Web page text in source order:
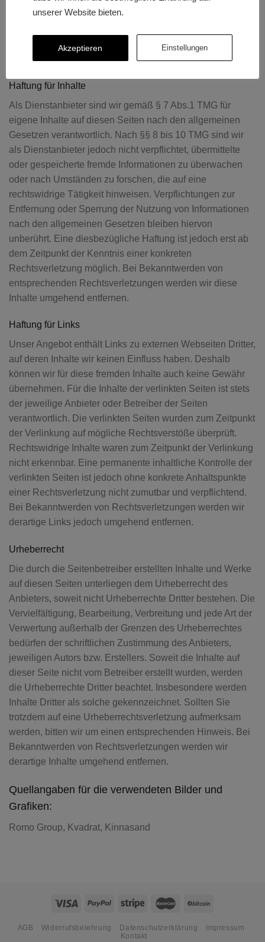
Streitigkeiten mit Verbrauchern an einem
Verbraucherschlichtungsstelle teilzunehmen.
Haftungsausschluss (Disclaimer)
Haftung für Inhalte
Als Dienstanbieter sind wir gemäß § 7 Abs.1 TMG für
eigene Inhalte auf diesen Seiten nach den allgemeinen
Gesetzen verantwortlich. Nach §§ 8 bis 10 TMG sind wir
als Dienstanbieter jedoch nicht verpflichtet, übermittelte
oder gespeicherte fremde Informationen zu überwachen
oder nach Umständen zu forschen, die auf eine
rechtswidrige Tätigkeit hinweisen. Verpflichtungen zur
Entfernung oder Sperrung der Nutzung von Informationen
nach den allgemeinen Gesetzen bleiben hiervon
unberührt. Eine diesbezügliche Haftung ist jedoch erst ab
dem Zeitpunkt der Kenntnis einer konkreten
Rechtsverletzung möglich. Bei Bekanntwerden von
entsprechenden Rechtsverletzungen werden wir diese
Inhalte umgehend entfernen.
Haftung für Links
Unser Angebot enthält Links zu externen Webseiten Dritter,
auf deren Inhalte wir keinen Einfluss haben. Deshalb
können wir für diese fremden Inhalte auch keine Gewähr
übernehmen. Für die Inhalte der verlinkten Seiten ist stets
der jeweilige Anbieter oder Betreiber der Seiten
verantwortlich. Die verlinkten Seiten wurden zum Zeitpunkt
der Verlinkung auf mögliche Rechtsverstöße überprüft.
Rechtswidrige Inhalte waren zum Zeitpunkt der Verlinkung
nicht erkennbar. Eine permanente inhaltliche Kontrolle der
verlinkten Seiten ist jedoch ohne konkrete Anhaltspunkte
einer Rechtsverletzung nicht zumutbar und verpflichtend.
Bei Bekanntwerden von Rechtsverletzungen werden wir
derartige Links jedoch umgehend entfernen.
Urheberrecht
Die durch die Seitenbetreiber erstellten Inhalte und Werke
auf diesen Seiten unterliegen dem Urheberrecht des
Anbieters, soweit nicht Urheberrechte Dritter bestehen. Die
Vervielfältigung, Bearbeitung, Verbreitung und jede Art der
Verwertung außerhalb der Grenzen des Urheberrechtes
bedürfen der schriftlichen Zustimmung des Anbieters,
jeweiligen Autors bzw. Erstellers. Soweit die Inhalte auf
dieser Seite nicht vom Betreiber erstellt wurden, werden
die Urheberrechte Dritter beachtet. Insbesondere werden
Inhalte Dritter als solche gekennzeichnet. Sollten Sie
trotzdem auf eine Urheberrechtsverletzung aufmerksam
werden, bitten wir um einen entsprechenden Hinweis. Bei
Bekanntwerden von Rechtsverletzungen werden wir
derartige Inhalte umgehend entfernen.
Quellangaben für die verwendeten Bilder und
Grafiken:
Romo Group, Kvadrat, Kinnasand
AGB Widerrufsbelehrung Datenschutzerklärung
Impressum
Kontakt
unserer Website bieten.
Akzeptieren Einstellungen